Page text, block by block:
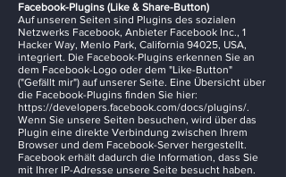
Facebook-Plugins (Like & Share-Button)
Auf unseren Seiten sind Plugins des sozialen
Netzwerks Facebook, Anbieter Facebook Inc., 1
Hacker Way, Menlo Park, California 94025, USA,
integriert. Die Facebook-Plugins erkennen Sie an
dem Facebook-Logo oder dem "Like-Button"
("Gefällt mir") auf unserer Seite. Eine Übersicht über
die Facebook-Plugins finden Sie hier:
https://developers.facebook.com/docs/plugins/.
Wenn Sie unsere Seiten besuchen, wird über das
Plugin eine direkte Verbindung zwischen Ihrem
Browser und dem Facebook-Server hergestellt.
Facebook erhält dadurch die Information, dass Sie
mit Ihrer IP-Adresse unsere Seite besucht haben.